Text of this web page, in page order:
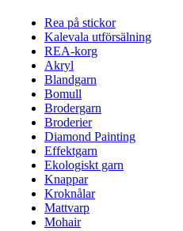
Rea på stickor
Kalevala utförsälning
REA-korg
Akryl
Blandgarn
Bomull
Brodergarn
Broderier
Diamond Painting
Effektgarn
Ekologiskt garn
Knappar
Kroknålar
Mattvarp
Mohair